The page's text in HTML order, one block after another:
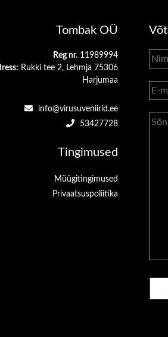
Tombak OÜ
Reg nr. 11989994
Rukki tee 2, Lehmja 75306
Harjumaa
info@virusuveniirid.ee
53427728
Tingimused
Müügitingimused
Privaatsuspoliitika